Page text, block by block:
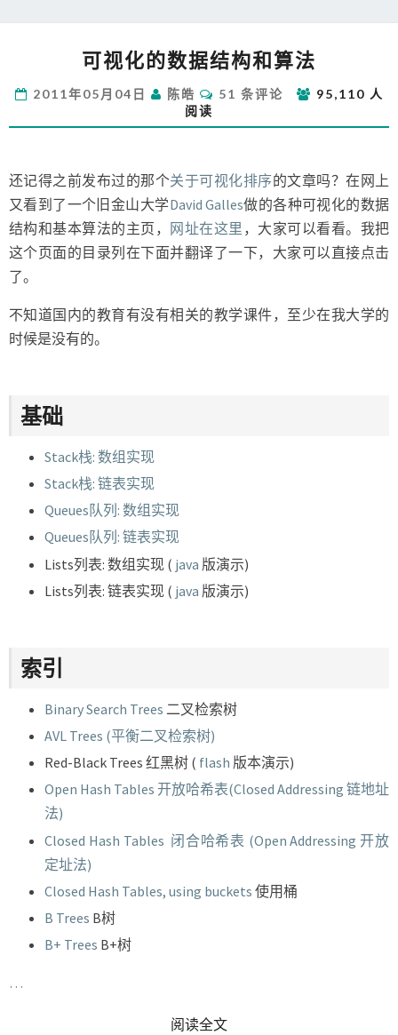
视
的
数
构
和
法
可视化的数据结构和算法
2011年05月04日 陈皓
评
论
51 条评论
95,110 人
阅读
还记得之前发布过的那个关于可视化排序的文章吗？在网上
又看到了一个旧金山大学David Galles做的各种可视化的数据
结构和基本算法的主页， 网址在这里 ，大家可以看看。我把
这个页面的目录列在下面并翻译了一下，大家可以直接点击
了。
不知道国内的教育有没有相关的教学课件，至少在我大学的
时候是没有的。
基础
Stack栈: 数组实现
Stack栈: 链表实现
Queues队列: 数组实现
Queues队列: 链表实现
Lists列表: 数组实现 ( java 版演示)
Lists列表: 链表实现 ( java 版演示)
索引
Binary Search Trees 二叉检索树
AVL Trees (平衡二叉检索树)
Red-Black Trees 红黑树 ( flash 版本演示)
Open Hash Tables 开放哈希表(Closed Addressing 链地址
法)
Closed Hash Tables 闭合哈希表 (Open Addressing 开放
定址法)
Closed Hash Tables, using buckets 使用桶
B Trees B树
B+ Trees B+树
…
阅读全文READ MORE